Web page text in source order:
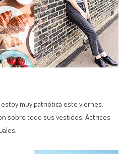
estoy muy patriótica este viernes.
sobre todo sus vestidos. Actrices